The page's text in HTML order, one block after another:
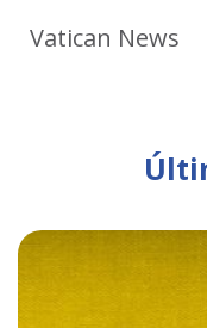
Vatican News